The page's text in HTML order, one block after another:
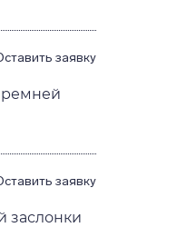
заявку
заявку
заслонки